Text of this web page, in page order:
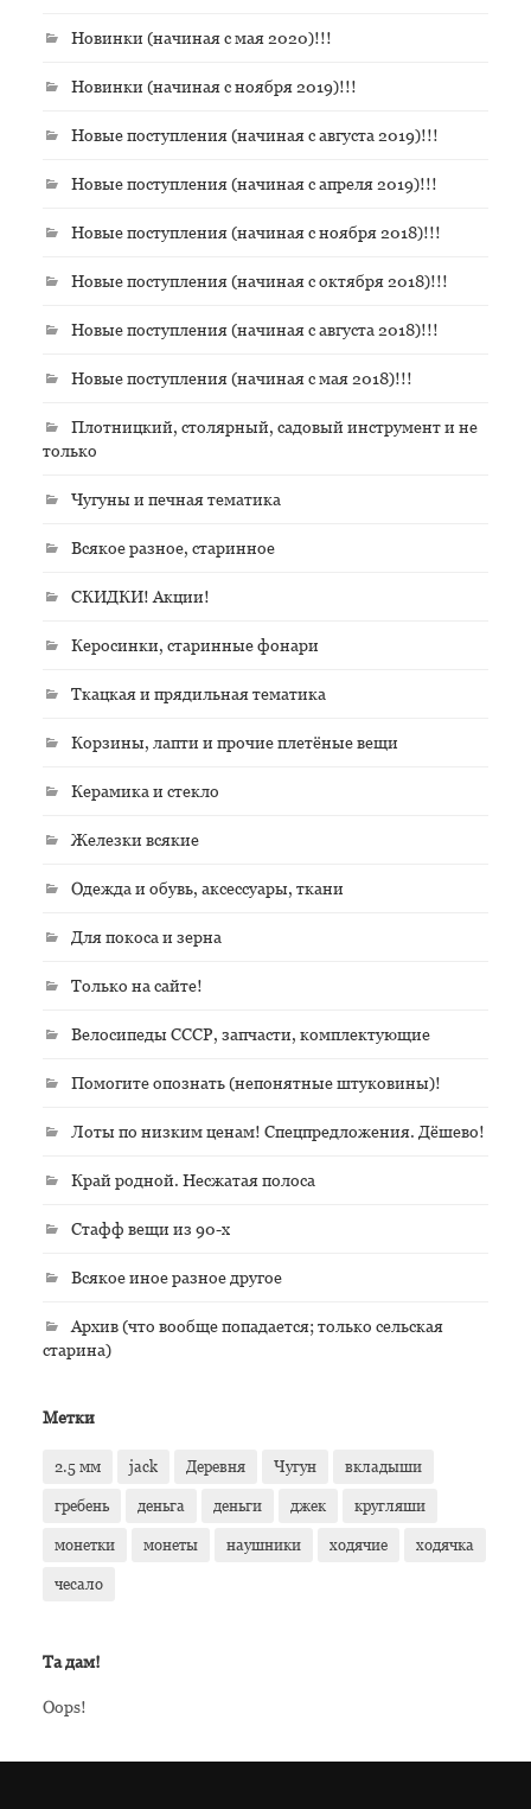
Новинки (начиная с мая 2020)!!!
Новинки (начиная с ноября 2019)!!!
Новые поступления (начиная с августа 2019)!!!
Новые поступления (начиная с апреля 2019)!!!
Новые поступления (начиная с ноября 2018)!!!
Новые поступления (начиная с октября 2018)!!!
Новые поступления (начиная с августа 2018)!!!
Новые поступления (начиная с мая 2018)!!!
Плотницкий, столярный, садовый инструмент и не
только
Чугуны и печная тематика
Всякое разное, старинное
СКИДКИ! Акции!
Керосинки, старинные фонари
Ткацкая и прядильная тематика
Корзины, лапти и прочие плетёные вещи
Керамика и стекло
Железки всякие
Одежда и обувь, аксессуары, ткани
Для покоса и зерна
Только на сайте!
Велосипеды СССР, запчасти, комплектующие
Помогите опознать (непонятные штуковины)!
Лоты по низким ценам! Спецпредложения. Дёшево!
Край родной. Несжатая полоса
Стафф вещи из 90-х
Всякое иное разное другое
Архив (что вообще попадается; только сельская
старина)
Метки
2.5 мм jack Деревня Чугун вкладыши
гребень деньга деньги джек кругляши
монетки монеты наушники ходячие ходячка
чесало
Та дам!
Oops!